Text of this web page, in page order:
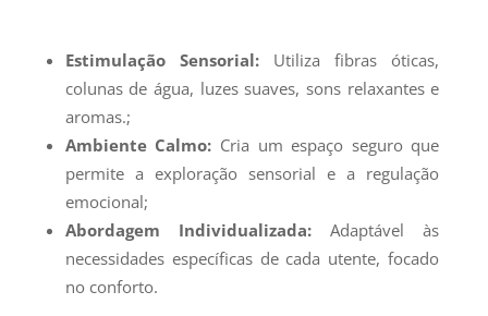
Estimulação Sensorial:Utiliza fibras óticas,
colunas de água, luzes suaves, sons relaxantes e
aromas.;
Ambiente Calmo: Cria um espaço seguro que
permite a exploração sensorial e a regulação
emocional;
Abordagem Individualizada:Adaptável às
necessidades específicas de cada utente, focado
no conforto.